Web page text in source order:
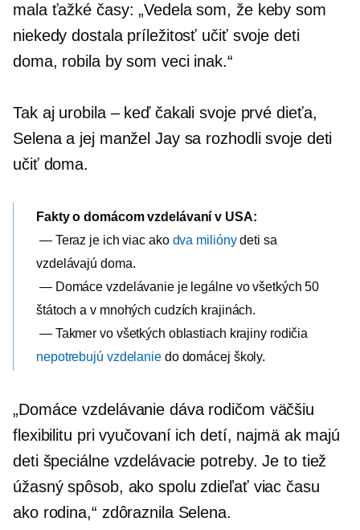
mala ťažké časy: „Vedela som, že keby som
niekedy dostala príležitosť učiť svoje deti
doma, robila by som veci inak.“
Tak aj urobila – keď čakali svoje prvé dieťa,
Selena a jej manžel Jay sa rozhodli svoje deti
učiť doma.
Fakty o domácom vzdelávaní v USA:
— Teraz je ich viac ako dva miliónydeti sa
vzdelávajú doma.
— Domáce vzdelávanie je legálne vo všetkých 50
štátoch a v mnohých cudzích krajinách.
— Takmer vo všetkých oblastiach krajiny rodičia
nepotrebujú vzdelaniedo domácej školy.
„Domáce vzdelávanie dáva rodičom väčšiu
flexibilitu pri vyučovaní ich detí, najmä ak majú
deti špeciálne vzdelávacie potreby. Je to tiež
úžasný spôsob, ako spolu zdieľať viac času
ako rodina,“ zdôraznila Selena.